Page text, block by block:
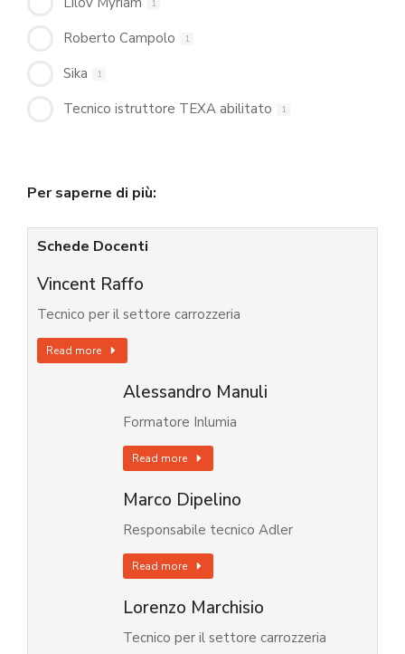
1
Roberto Campolo 1
Sika 1
Tecnico istruttore TEXA abilitato 1
Per saperne di più:
Schede Docenti
Vincent Raffo
Tecnico per il settore carrozzeria
Read more
Alessandro Manuli
Formatore Inlumia
Read more
Marco Dipelino
Responsabile tecnico Adler
Read more
Lorenzo Marchisio
Tecnico per il settore carrozzeria